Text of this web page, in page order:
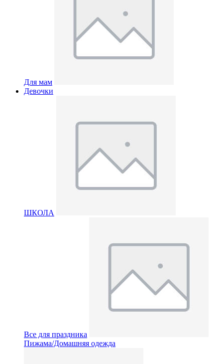
Для мам
Девочки
ШКОЛА
Все для праздника
Пижама/Домашняя одежда